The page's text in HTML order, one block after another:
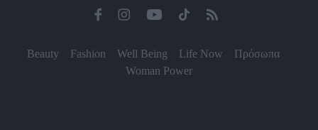
Beauty Fashion Well Being Life Now
Πρόσωπα
Woman Power